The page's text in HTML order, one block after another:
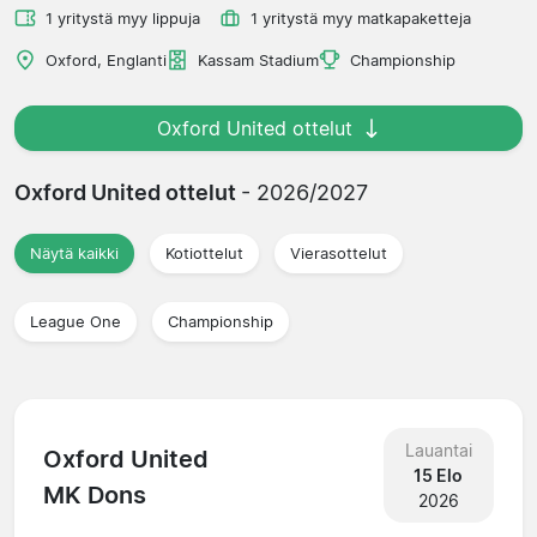
1 yritystä myy lippuja 1 yritystä myy matkapaketteja
Oxford, Englanti Kassam Stadium Championship
Oxford United ottelut
Oxford United ottelut - 2026/2027
Näytä kaikki Kotiottelut Vierasottelut
League One Championship
Oxford United
MK Dons
Lauantai
15 Elo
2026